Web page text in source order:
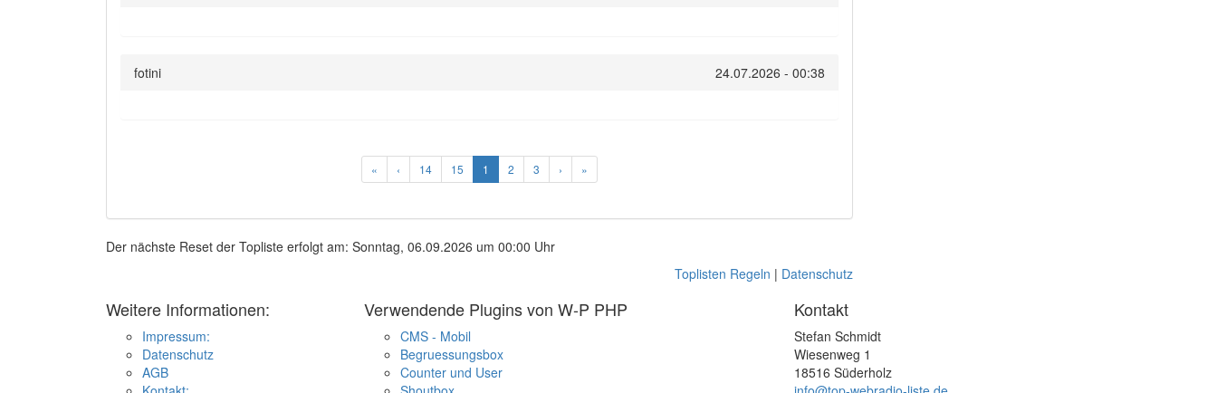
fotini 24.07.2026 - 00:38
« ‹ 14 15 1 2 3 › »
Der nächste Reset der Topliste erfolgt am: Sonntag, 06.09.2026 um 00:00 Uhr
Toplisten Regeln | Datenschutz
Weitere Informationen:
Impressum:
Datenschutz
AGB
Verwendende Plugins von W-P PHP
CMS - Mobil
Begruessungsbox
Counter und User
Kontakt
Stefan Schmidt
Wiesenweg 1
18516 Süderholz